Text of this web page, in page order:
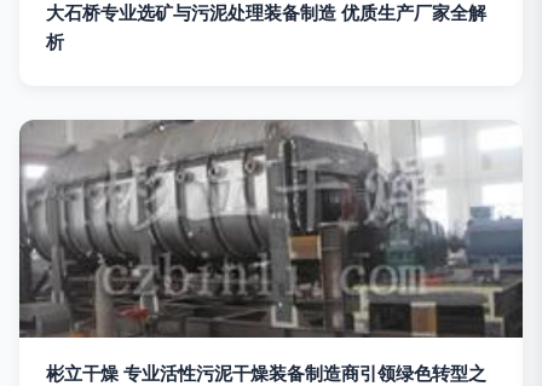
大石桥专业选矿与污泥处理装备制造 优质生产厂家全解
析
彬立干燥 专业活性污泥干燥装备制造商引领绿色转型之